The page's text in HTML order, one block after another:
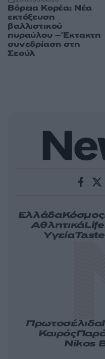
Βόρεια Κορέα: Νέα
εκτόξευση
βαλλιστικού
πυραύλου – Έκτακτη
συνεδρίαση στη
Σεούλ
ΕλλάδαΚόσμος
Αθλητικά
Υγεία
Πρωτοσέλιδα
Καιρός
Nikos